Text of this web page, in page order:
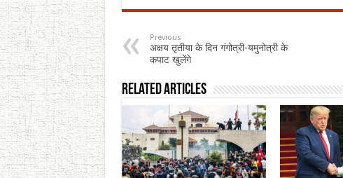
Previous
अक्षय तृतीया के दिन गंगोत्री-यमुनोत्री के
कपाट खुलेंगे
Related Articles